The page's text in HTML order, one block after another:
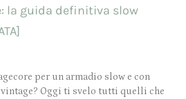
la guida definitiva slow
per un armadio slow e con
vintage? Oggi ti svelo tutti quelli che